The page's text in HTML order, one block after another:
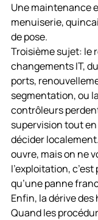
Une maintenance
menuiserie,
de pose.
Troisième sujet: le
changements IT,
ports,
segmentation, ou
contrôleurs
supervision tout
décider
ouvre, mais on ne
l’exploitation,
qu’une panne
Enfin, la dérive
Quand les